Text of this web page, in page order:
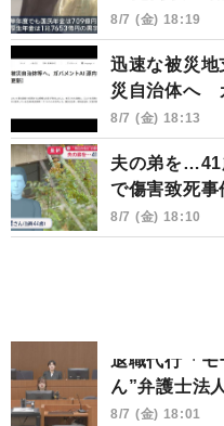
8/7 (金) 18:19
迅速な被災
災自治体へ
8/7 (金) 18:13
夫の弟を…41
で傷害致死
8/7 (金) 18:10
退職代行「
ん”弁護士法
8/7 (金) 18:01